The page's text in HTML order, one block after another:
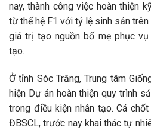
nay, thành công việc hoàn thiện
từ thế hệ F1 với tỷ lệ sinh sản
giá trị tạo nguồn bố mẹ phục
tạo.
Ở tỉnh Sóc Trăng, Trung tâm
hiện Dự án hoàn thiện quy trình
trong điều kiện nhân tạo. Cá
ĐBSCL, trước nay khai thác tự